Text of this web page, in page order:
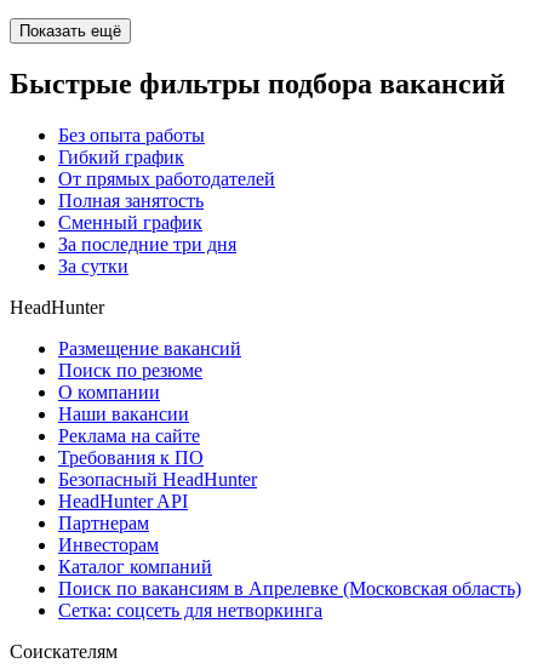
Показать ещё
Быстрые фильтры подбора вакансий
Без опыта работы
Гибкий график
От прямых работодателей
Полная занятость
Сменный график
За последние три дня
За сутки
HeadHunter
Размещение вакансий
Поиск по резюме
О компании
Наши вакансии
Реклама на сайте
Требования к ПО
Безопасный HeadHunter
HeadHunter API
Партнерам
Инвесторам
Каталог компаний
Поиск по вакансиям в Апрелевке (Московская область)
Сетка: соцсеть для нетворкинга
Соискателям